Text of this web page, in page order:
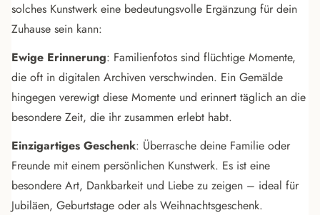
solches Kunstwerk eine bedeutungsvolle Ergänzung für dein
Zuhause sein kann:
Ewige Erinnerung: Familienfotos sind flüchtige Momente,
die oft in digitalen Archiven verschwinden. Ein Gemälde
hingegen verewigt diese Momente und erinnert täglich an die
besondere Zeit, die ihr zusammen erlebt habt.
Einzigartiges Geschenk: Überrasche deine Familie oder
Freunde mit einem persönlichen Kunstwerk. Es ist eine
besondere Art, Dankbarkeit und Liebe zu zeigen – ideal für
Jubiläen, Geburtstage oder als Weihnachtsgeschenk.